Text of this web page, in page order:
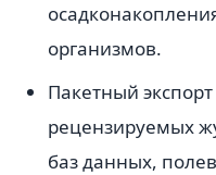
организмов.
Пакетный
рецензируемых
баз данных,